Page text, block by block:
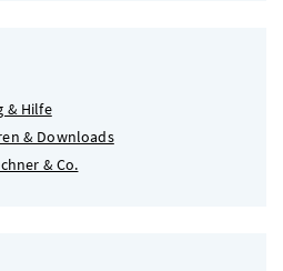
& Hilfe
& Downloads
& Co.